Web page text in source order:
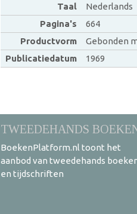
Taal
Nederlands
Pagina's
664
Productvorm
Gebonden
Publicatiedatum
1969
TWEEDEHANDS
BoekenPlatform.nl toont het
aanbod van tweedehands
en tijdschriften